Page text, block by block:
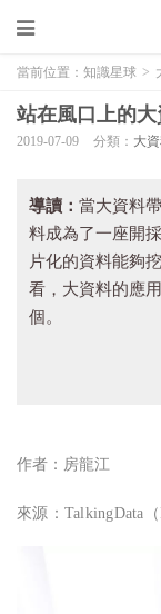
當前位置： 知識星球 >
站在風口上的
2019-07-09 分類： 大
導讀： 當大資料
料成為了一座開
片化的資料能夠
看，大資料的應
個。
作者：房龍江
來源：TalkingData